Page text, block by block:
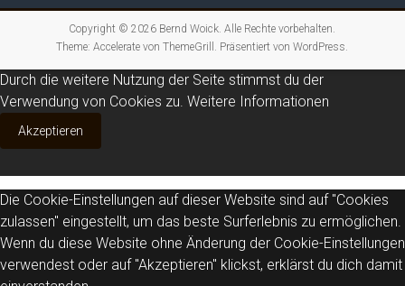
Copyright © 2026 Bernd Woick. Alle Rechte vorbehalten.
Theme:Accelerate von ThemeGrill. Präsentiert vonWordPress.
Durch die weitere Nutzung der Seite stimmst du der
Verwendung von Cookies zu. Weitere Informationen
Akzeptieren
Die Cookie-Einstellungen auf dieser Website sind auf "Cookies
zulassen" eingestellt, um das beste Surferlebnis zu ermöglichen.
Wenn du diese Website ohne Änderung der Cookie-Einstellungen
verwendest oder auf "Akzeptieren" klickst, erklärst du dich damit